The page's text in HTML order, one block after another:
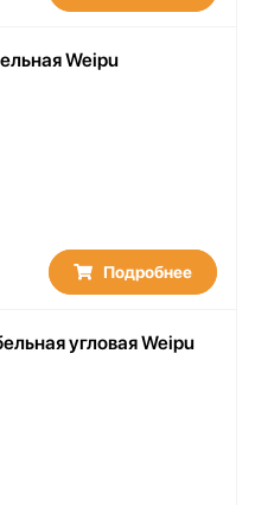
Weipu
Подробнее
угловая Weipu